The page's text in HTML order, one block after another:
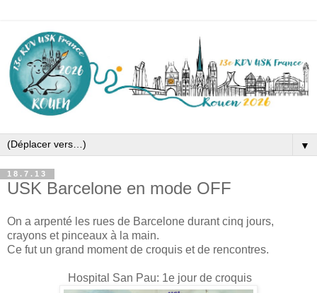
▼
18.7.13
USK Barcelone en mode OFF
On a arpenté les rues de Barcelone durant cinq jours,
crayons et pinceaux à la main.
Ce fut un grand moment de croquis et de rencontres.
Hospital San Pau: 1e jour de croquis